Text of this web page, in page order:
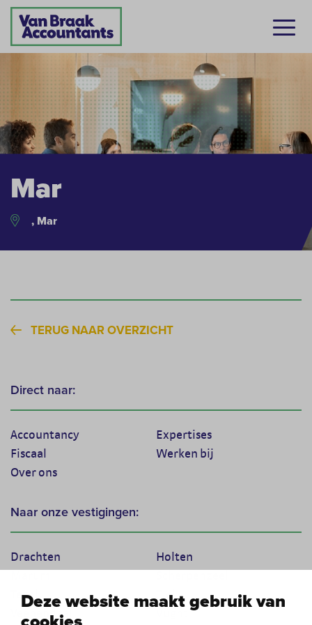
Deze website maakt gebruik van
Mar
, Mar
TERUG NAAR OVERZICHT
Direct naar:
Accountancy
Expertises
Fiscaal
Werken bij
Over ons
Naar onze vestigingen:
Drachten
Holten
Texel
Tiel
Veenendaal